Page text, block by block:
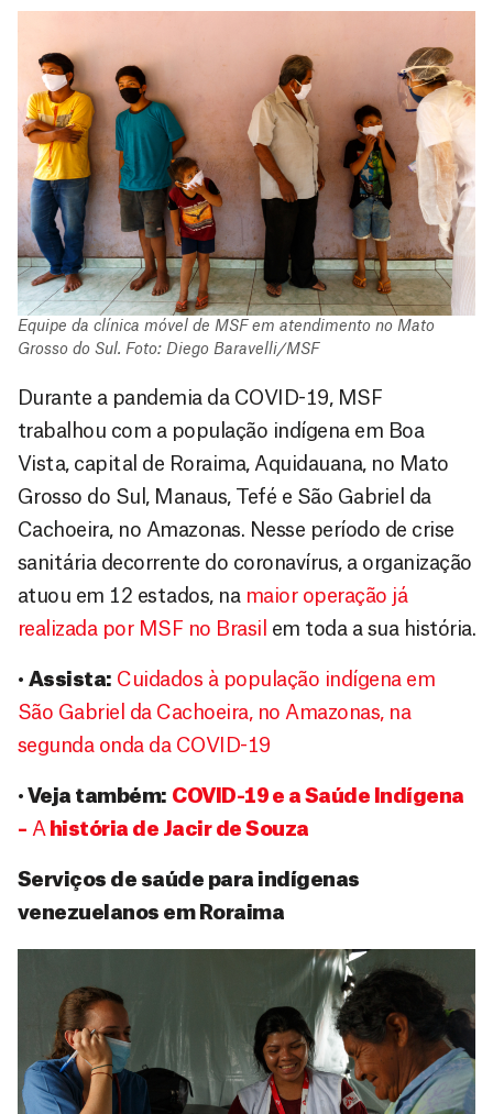
Equipe da clínica móvel de MSF em atendimento no Mato
Grosso do Sul. Foto: Diego Baravelli/MSF
Durante a pandemia da COVID-19, MSF
trabalhou com a população indígena em Boa
Vista, capital de Roraima, Aquidauana, no Mato
Grosso do Sul, Manaus, Tefé e São Gabriel da
Cachoeira, no Amazonas. Nesse período de crise
sanitária decorrente do coronavírus, a organização
atuou em 12 estados, na maior operação já
realizada por MSF no Brasil
em toda a sua história.
• Assista: Cuidados à população indígena em
São Gabriel da Cachoeira, no Amazonas, na
segunda onda da COVID-19
• Veja também: COVID-19 e a Saúde Indígena
– A história de Jacir de Souza
Serviços de saúde para indígenas
venezuelanos em Roraima